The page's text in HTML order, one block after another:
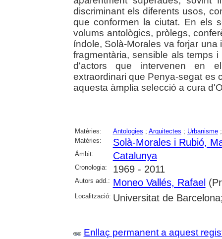
discriminant els diferents usos,
que conformen la ciutat. En els
volums antològics, pròlegs,
índole, Solà-Morales va forjar
fragmentària, sensible als temps
d'actors que intervenen en
extraordinari que Penya-segat es
aquesta àmplia selecció a cura
Matèries: Antologies ; Arquitectes ; Urbanisme
Matèries:
Solà-Morales i Rubió,
Àmbit: Catalunya
Cronologia: 1969 - 2011
Autors add.: Moneo Vallés, Rafael
Localització: Universitat de
Enllaç permanent a aquest